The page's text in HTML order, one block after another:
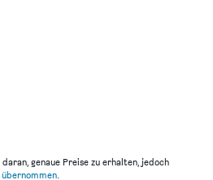
genaue Preise zu erhalten, jedoch
.